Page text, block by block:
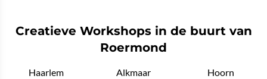
Creatieve Workshops in de buurt van
Roermond
Haarlem Alkmaar
Hoorn